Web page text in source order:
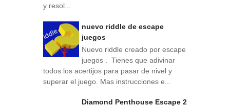
y resol...
nuevo riddle de escape
juegos
Nuevo riddle creado por escape
juegos . Tienes que adivinar
todos los acertijos para pasar de nivel y
superar el juego. Mas instrucciones e...
Diamond Penthouse Escape 2